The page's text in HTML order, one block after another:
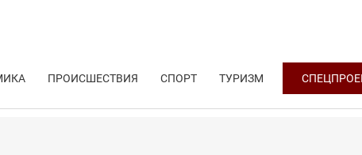
ПРОИСШЕСТВИЯ СПОРТ ТУРИЗМ